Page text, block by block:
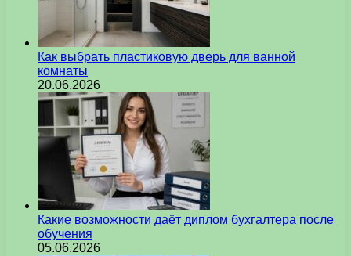
Как выбрать пластиковую дверь для ванной
комнаты
20.06.2026
Какие возможности даёт диплом бухгалтера после
обучения
05.06.2026